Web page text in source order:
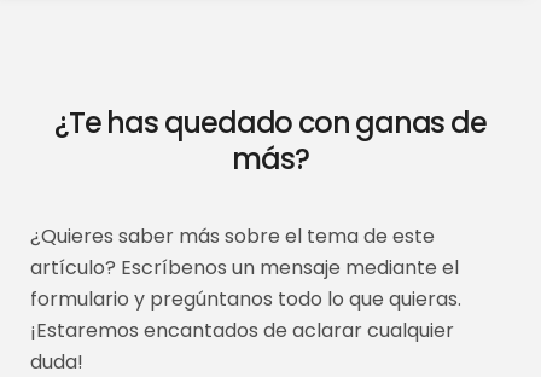
¿Te has quedado con ganas de
más?
¿Quieres saber más sobre el tema de este
artículo? Escríbenos un mensaje mediante el
formulario y pregúntanos todo lo que quieras.
¡Estaremos encantados de aclarar cualquier
duda!